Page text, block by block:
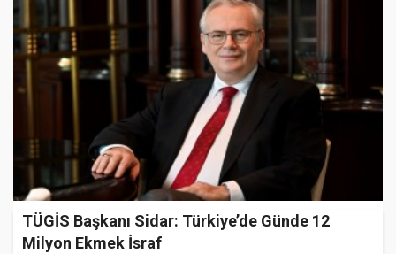
TÜGİS Başkanı Sidar: Türkiye’de Günde 12
Milyon Ekmek İsraf